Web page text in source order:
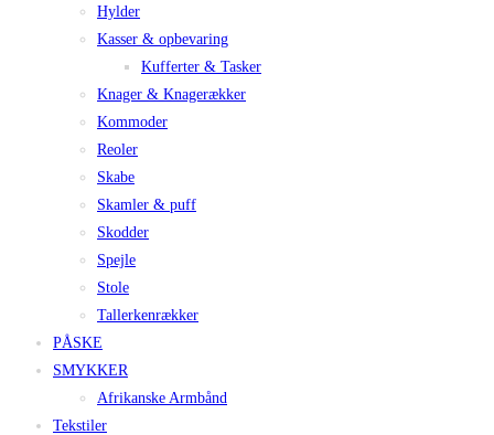
Hylder
Kasser & opbevaring
Kufferter & Tasker
Knager & Knagerækker
Kommoder
Reoler
Skabe
Skamler & puff
Skodder
Spejle
Stole
Tallerkenrækker
PÅSKE
SMYKKER
Afrikanske Armbånd
Tekstiler